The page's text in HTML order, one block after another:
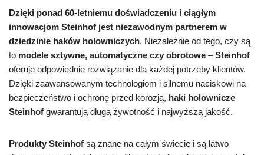
Dzięki ponad 60-letniemu doświadczeniu i ciągłym
innowacjom Steinhof jest niezawodnym partnerem w
dziedzinie haków holowniczych. Niezależnie od tego, czy są
to modele sztywne, automatyczne czy obrotowe –Steinhof
oferuje odpowiednie rozwiązanie dla każdej potrzeby klientów.
Dzięki zaawansowanym technologiom i silnemu naciskowi na
bezpieczeństwo i ochronę przed korozją, haki holownicze
Steinhof gwarantują długą żywotność i najwyższą jakość.
Produkty Steinhof są znane na całym świecie i są łatwo